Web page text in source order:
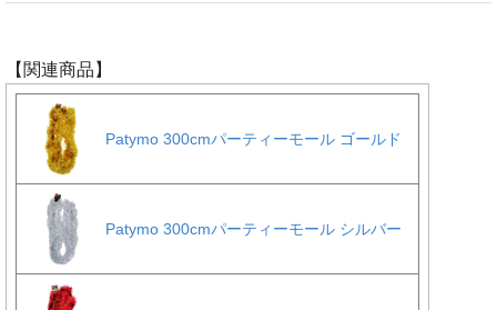
【関連商品】